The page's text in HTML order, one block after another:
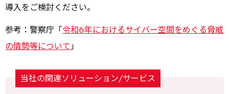
導入をご検討ください。
参考：警察庁「令和6年におけるサイバー空間をめぐる脅威
の情勢等について」
当社の関連ソリューション/サービス